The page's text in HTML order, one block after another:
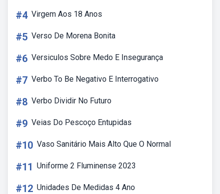
#4 Virgem Aos 18 Anos
#5 Verso De Morena Bonita
#6 Versiculos Sobre Medo E Insegurança
#7 Verbo To Be Negativo E Interrogativo
#8 Verbo Dividir No Futuro
#9 Veias Do Pescoço Entupidas
#10 Vaso Sanitário Mais Alto Que O Normal
#11 Uniforme 2 Fluminense 2023
#12 Unidades De Medidas 4 Ano